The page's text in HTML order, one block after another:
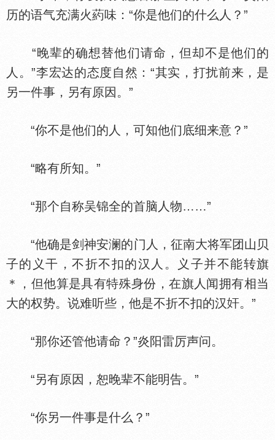
历的语气充满火葯味：“你是他们的什么人？”
“晚辈的确想替他们请命，但却不是他们的
人。”李宏达的态度自然：“其实，打扰前来，是
另一件事，另有原因。”
“你不是他们的人，可知他们底细来意？”
“略有所知。”
“那个自称吴锦全的首脑人物……”
“他确是剑神安澜的门人，征南大将军团山贝
子的义干，不折不扣的汉人。义子并不能转旗
＊，但他算是具有特殊身份，在旗人闻拥有相当
大的权势。说难听些，他是不折不扣的汉
。”
“那你还管他请命？”炎阳雷厉声问。
“另有原因，恕晚辈不能明告。”
“你另一件事是什么？”